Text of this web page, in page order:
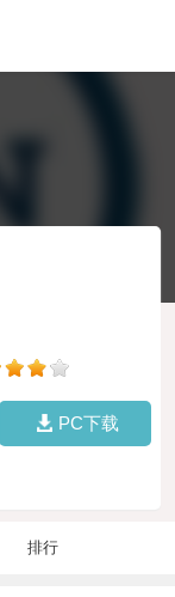
PC下载
排行